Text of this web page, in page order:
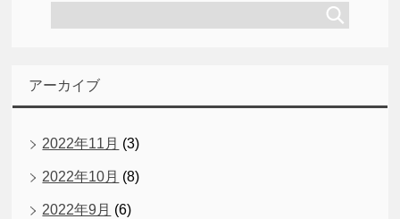
アーカイブ
2022年11月 (3)
2022年10月 (8)
2022年9月 (6)